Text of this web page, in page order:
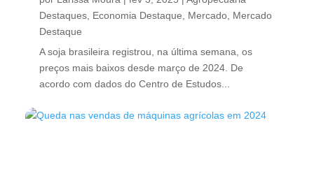
Destaques Economia Destaque Mercado Mercado
Destaque
A soja brasileira registrou, na última semana, os
preços mais baixos desde março de 2024. De
acordo com dados do Centro de Estudos...